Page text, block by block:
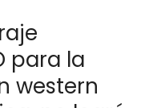
para la
western